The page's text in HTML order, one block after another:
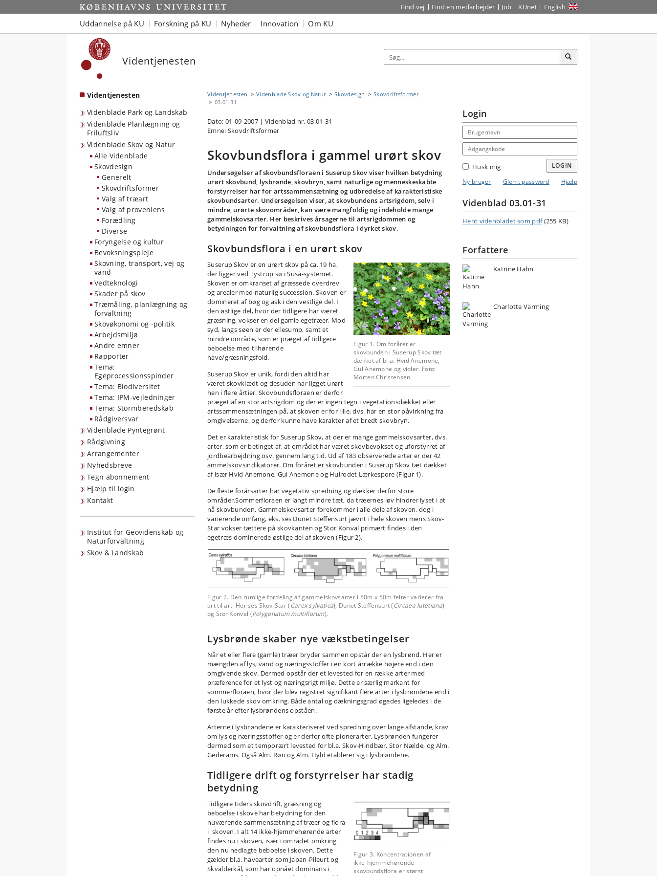
Start Find vej Find en medarbejder Job KUnet English
Uddannelse på KU Forskning på KU Nyheder Innovation Om KU
Videntjenesten
Videntjenesten
Videnblade Park og Landskab
Videnblade Planlægning og
Friluftsliv
Videnblade Skov og Natur
Alle Videnblade
Skovdesign
Generelt
Skovdriftsformer
Valg af træart
Valg af proveniens
Forædling
Diverse
Foryngelse og kultur
Bevoksningspleje
Skovning, transport, vej og
vand
Vedteknologi
Skader på skov
Træmåling, planlægning og
forvaltning
Skovøkonomi og -politik
Arbejdsmiljø
Andre emner
Rapporter
Tema:
Egeprocessionsspinder
Tema: Biodiversitet
Tema: IPM-vejledninger
Tema: Stormberedskab
Rådgiversvar
Videnblade Pyntegrønt
Rådgivning
Arrangementer
Nyhedsbreve
Tegn abonnement
Hjælp til login
Kontakt
Institut for Geovidenskab og
Naturforvaltning
Skov & Landskab
Videntjenesten Videnblade Skov og Natur Skovdesign
Skovdriftsformer
03.01-31
Dato: 01-09-2007 | Videnblad nr. 03.01-31
Emne: Skovdriftsformer
Skovbundsflora i gammel urørt skov
Undersøgelser af skovbundsfloraen i Suserup Skov viser hvilken betydning
urørt skovbund, lysbrønde, skovbryn, samt naturlige og menneskeskabte
forstyrrelser har for artssammensætning og udbredelse af karakteristiske
skovbundsarter. Undersøgelsen viser, at skovbundens artsrigdom, selv i
mindre, urørte skovområder, kan være mangfoldig og indeholde mange
gammelskovsarter. Her beskrives årsagerne til artsrigdommen og
betydningen for forvaltning af skovbundsflora i dyrket skov.
Skovbundsflora i en urørt skov
Figur 1. Om foråret er
skovbunden i Suserup Skov tæt
dækket af bl.a. Hvid Anemone,
Gul Anemone og violer. Foto:
Morten Christensen.
Suserup Skov er en urørt skov på ca. 19 ha,
der ligger ved Tystrup sø i Suså-systemet.
Skoven er omkranset af græssede overdrev
og arealer med naturlig succession. Skoven er
domineret af bøg og ask i den vestlige del. I
den østlige del, hvor der tidligere har været
græsning, vokser en del gamle egetræer. Mod
syd, langs søen er der ellesump, samt et
mindre område, som er præget af tidligere
beboelse med tilhørende
have/græsningsfold.
Suserup Skov er unik, fordi den altid har
været skovklædt og desuden har ligget urørt
hen i flere årtier. Skovbundsfloraen er derfor
præget af en stor artsrigdom og der er ingen tegn i vegetationsdækket eller
artssammensætningen på, at skoven er for lille, dvs. har en stor påvirkning fra
omgivelserne, og derfor kunne have karakter af et bredt skovbryn.
Det er karakteristisk for Suserup Skov, at der er mange gammelskovsarter, dvs.
arter, som er betinget af, at området har været skovbevokset og uforstyrret af
jordbearbejdning osv. gennem lang tid. Ud af 183 observerede arter er der 42
ammelskovsindikatorer. Om foråret er skovbunden i Suserup Skov tæt dækket
af især Hvid Anemone, Gul Anemone og Hulrodet Lærkespore (Figur 1).
De fleste forårsarter har vegetativ spredning og dækker derfor store
områder.Sommerfloraen er langt mindre tæt, da træernes løv hindrer lyset i at
nå skovbunden. Gammelskovsarter forekommer i alle dele af skoven, dog i
varierende omfang, eks. ses Dunet Steffensurt jævnt i hele skoven mens Skov-
Star vokser tættere på skovkanten og Stor Konval primært findes i den
egetræs-dominerede østlige del af skoven (Figur 2).
Figur 2. Den rumlige fordeling af gammelskovsarter i 50m x 50m felter varierer fra
art til art. Her ses Skov-Star (Carex sylvatica), Dunet Steffensurt (Circaea lutetiana)
og Stor Konval (Polygonatum multiflorum).
Lysbrønde skaber nye vækstbetingelser
Når et eller flere (gamle) træer bryder sammen opstår der en lysbrønd. Her er
mængden af lys, vand og næringsstoffer i en kort årrække højere end i den
omgivende skov. Dermed opstår der et levested for en række arter med
præference for et lyst og næringsrigt miljø. Dette er særlig markant for
sommerfloraen, hvor der blev registret signifikant flere arter i lysbrøndene end i
den lukkede skov omkring. Både antal og dækningsgrad øgedes ligeledes i de
første år efter lysbrøndens opståen.
Arterne i lysbrøndene er karakteriseret ved spredning over lange afstande, krav
om lys og næringsstoffer og er derfor ofte pionerarter. Lysbrønden fungerer
dermed som et temporært levested for bl.a. Skov-Hindbær, Stor Nælde, og Alm.
Gederams. Også Alm. Røn og Alm. Hyld etablerer sig i lysbrøndene.
Tidligere drift og forstyrrelser har stadig
betydning
Figur 3. Koncentrationen af
ikke-hjemmehørende
skovbundsflora er størst
Tidligere tiders skovdrift, græsning og
beboelse i skove har betydning for den
nuværende sammensætning af træer og flora
i skoven. I alt 14 ikke-hjemmehørende arter
findes nu i skoven, især i området omkring
den nu nedlagte beboelse i skoven. Dette
gælder bl.a. havearter som Japan-Pileurt og
Skvalderkål, som har opnået dominans i
Login
Email address
Adgangskode
Husk mig
LOGIN
Ny bruger
Glemt password Hjælp
Videnblad 03.01-31
Hent videnbladet som pdf (255 KB)
Forfattere
Katrine Hahn
Charlotte Varming